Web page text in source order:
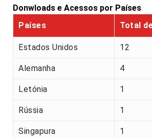
Donwloads e Acessos por Países
Países
Total
Estados Unidos 12
Alemanha 4
Letónia 1
Rússia 1
Singapura 1